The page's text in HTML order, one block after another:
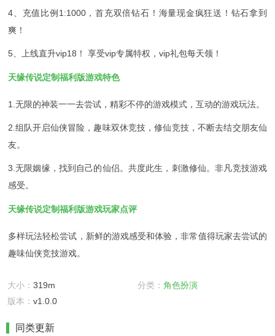
4、充值比例1:1000，首充双倍钻石！海量现金疯狂送！钻石拿到
爽！
5、上线直升vip18！ 享受vip专属特权，vip礼包每天领！
天缘传说定制福利版游戏特色
1.无限的神装一一去尝试，精彩不停的游戏模式，互动的游戏玩法。
2.组队开启仙侠冒险，趣味双休竞技，修仙竞技，不断去结交朋友仙
友。
3.无限姻缘，找到自己的仙侣。共度此生，刺激修仙。非凡竞技游戏
感受。
天缘传说定制福利版游戏玩家点评
多样玩法轻松尝试，新鲜的游戏感受和体验，非常值得玩家去尝试的
趣味仙侠竞技游戏。
大小： 319m 分类： 角色扮演
版本： v1.0.0
同类更新